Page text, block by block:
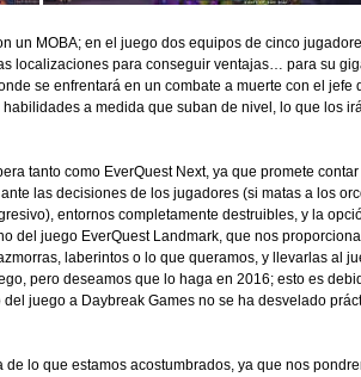
un MOBA; en el juego dos equipos de cinco
localizaciones para conseguir ventajas… para su
se enfrentará en un combate a muerte con el jefe
a medida que suban de nivel, lo que los
tanto como EverQuest Next, ya que promete contar
las decisiones de los jugadores (si matas a los
entornos completamente destruibles, y la
del juego EverQuest Landmark, que nos
laberintos o lo que queramos, y llevarlas al
pero deseamos que lo haga en 2016; esto es
juego a Daybreak Games no se ha desvelado
lo que estamos acostumbrados, ya que nos